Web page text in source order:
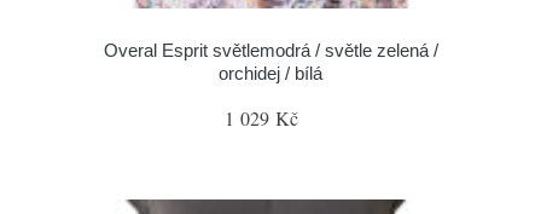
Overal Esprit světlemodrá / světle zelená /
orchidej / bílá
1 029 Kč